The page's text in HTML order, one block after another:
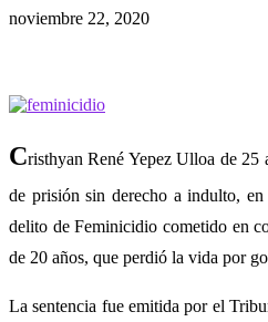
noviembre 22, 2020
Cristhyan René Yepez Ulloa de 25
de prisión sin derecho a indulto,
delito de Feminicidio cometido en
de 20 años, que perdió la vida por
La sentencia fue emitida por el